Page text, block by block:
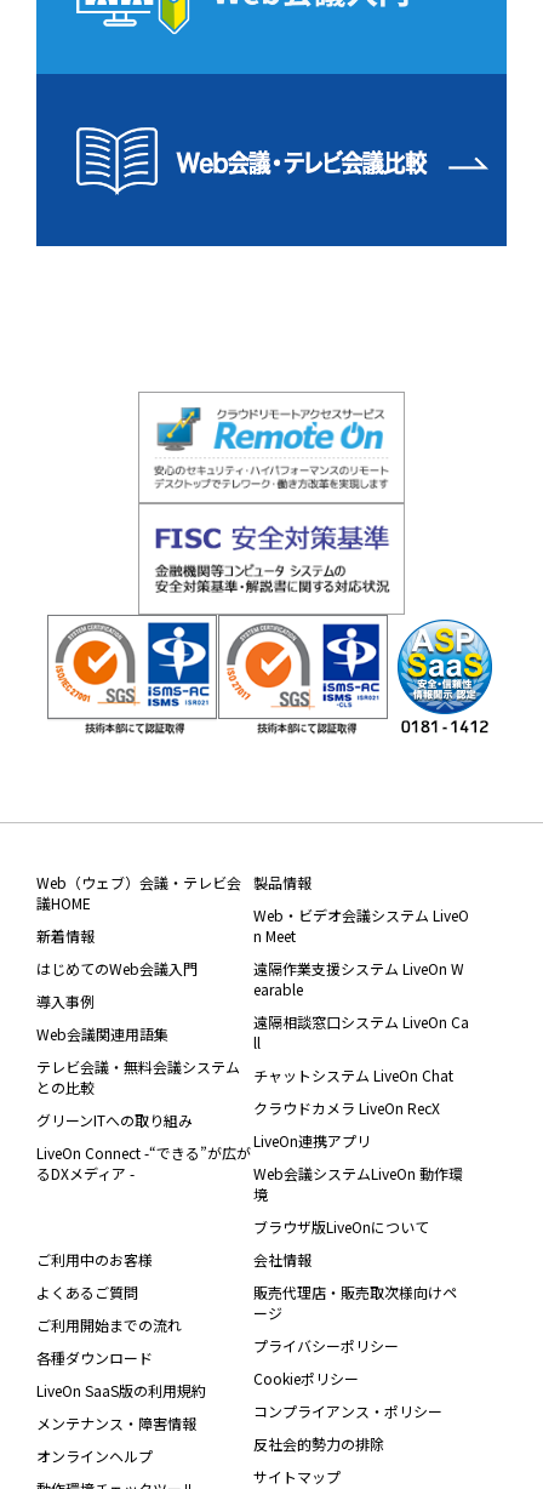
Web（ウェブ）会議・テレビ会
議HOME
新着情報
はじめてのWeb会議入門
導入事例
Web会議関連用語集
テレビ会議・無料会議システム
との比較
グリーンITへの取り組み
LiveOn Connect -“できる”が広が
るDXメディア -
製品情報
Web・ビデオ会議システム LiveO
n Meet
遠隔作業支援システム LiveOn W
earable
遠隔相談窓口システム LiveOn Ca
ll
チャットシステム LiveOn Chat
クラウドカメラ LiveOn RecX
LiveOn連携アプリ
Web会議システムLiveOn 動作環
境
ブラウザ版LiveOnについて
ご利用中のお客様
よくあるご質問
ご利用開始までの流れ
各種ダウンロード
LiveOn SaaS版の利用規約
メンテナンス・障害情報
オンラインヘルプ
会社情報
販売代理店・販売取次様向けペ
ージ
プライバシーポリシー
Cookieポリシー
コンプライアンス・ポリシー
反社会的勢力の排除
サイトマップ